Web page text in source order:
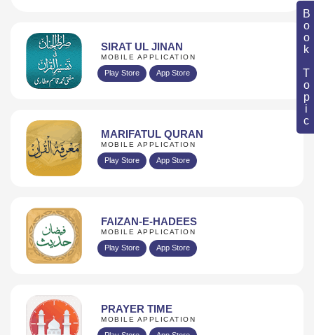
Book Topic
SIRAT UL JINAN
MOBILE APPLICATION
Play Store App Store
MARIFATUL QURAN
MOBILE APPLICATION
Play Store App Store
FAIZAN-E-HADEES
MOBILE APPLICATION
Play Store App Store
PRAYER TIME
MOBILE APPLICATION